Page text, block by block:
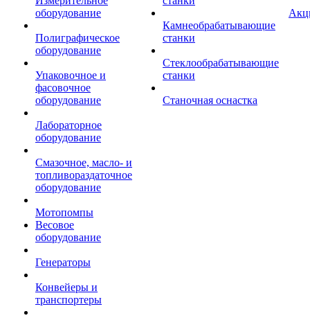
оборудование
Полиграфическое
оборудование
Упаковочное и
фасовочное
оборудование
Лабораторное
оборудование
Смазочное, масло- и
топливораздаточное
оборудование
Мотопомпы
Весовое
оборудование
Генераторы
Конвейеры и
транспортеры
Камнеобрабатывающие
станки
Стеклообрабатывающие
станки
Станочная оснастка